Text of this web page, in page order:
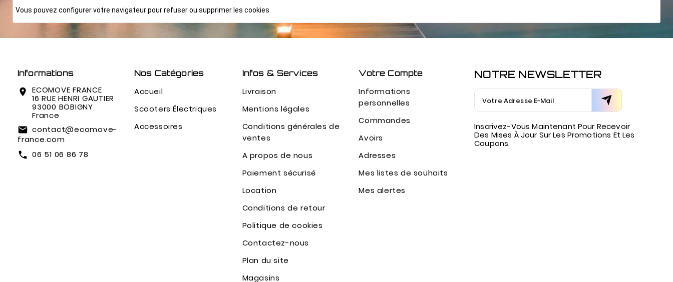
Vous pouvez configurer votre navigateur pour refuser ou supprimer les cookies.
Informations
location_on ECOMOVE FRANCE
16 RUE HENRI GAUTIER
93000 BOBIGNY
France
email contact@ecomove-
france.com
call 06 51 06 86 78
Nos Catégories
Accueil
Scooters Électriques
Accessoires
Infos & Services
Livraison
Mentions légales
Conditions générales de
ventes
A propos de nous
Paiement sécurisé
Location
Conditions de retour
Politique de cookies
Contactez-nous
Plan du site
Magasins
Votre Compte
Informations
personnelles
Commandes
Avoirs
Adresses
Mes listes de souhaits
Mes alertes
NOTRE NEWSLETTER
Inscrivez-Vous Maintenant Pour Recevoir
Des Mises À Jour Sur Les Promotions Et Les
Coupons.